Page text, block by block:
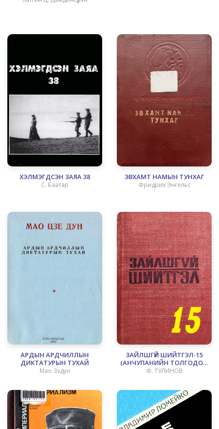
ХЭЛМЭГДСЭН ЗАЯА 38
С. Баатар
ЭВХАМТ НАМЫН ТУНХАГ
Фридрих Энгельс
АРДЫН АРДЧИЛЛЫН
ДИКТАТУРЫН ТУХАЙ
Мао Зэдун
ЗАЙЛШГҮЙ ШИЙТГЭЛ-15
(АНЧУПАНИЙН ТОЛГОДОД
БОЛСОН ЭМГЭНЭЛТ ЯВДАЛ)
Ф. ТУЛИНОВ